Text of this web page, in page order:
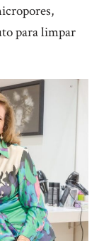
para limpar